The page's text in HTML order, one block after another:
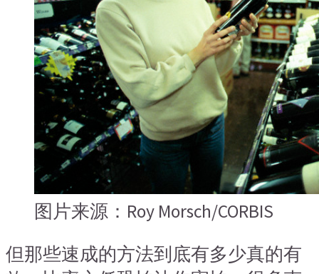
图片来源：Roy Morsch/CORBIS
但那些速成的方法到底有多少真的有